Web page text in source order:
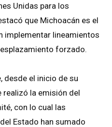
Unidas para los
que Michoacán es el
implementar lineamientos
forzado.
desde el inicio de su
realizó la emisión del
con lo cual las
Estado han sumado